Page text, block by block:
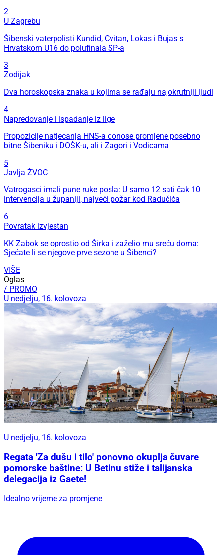
2
U Zagrebu
Šibenski vaterpolisti Kundid, Cvitan, Lokas i Bujas s
Hrvatskom U16 do polufinala SP-a
3
Zodijak
Dva horoskopska znaka u kojima se rađaju najokrutniji ljudi
4
Napredovanje i ispadanje iz lige
Propozicije natjecanja HNS-a donose promjene posebno
bitne Šibeniku i DOŠK-u, ali i Zagori i Vodicama
5
Javlja ŽVOC
Vatrogasci imali pune ruke posla: U samo 12 sati čak 10
intervencija u županiji, najveći požar kod Radučića
6
Povratak izvjestan
KK Zabok se oprostio od Širka i zaželio mu sreću doma:
Sjećate li se njegove prve sezone u Šibenci?
VIŠE
Oglas
/ PROMO
U nedjelju, 16. kolovoza
U nedjelju, 16. kolovoza
Regata 'Za dušu i tilo' ponovno okuplja čuvare
pomorske baštine: U Betinu stiže i talijanska
delegacija iz Gaete!
Idealno vrijeme za promjene